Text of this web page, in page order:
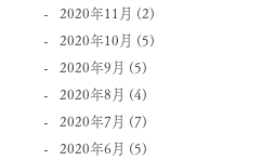
2020年11月 (2)
2020年10月 (5)
2020年9月 (5)
2020年8月 (4)
2020年7月 (7)
2020年6月 (5)